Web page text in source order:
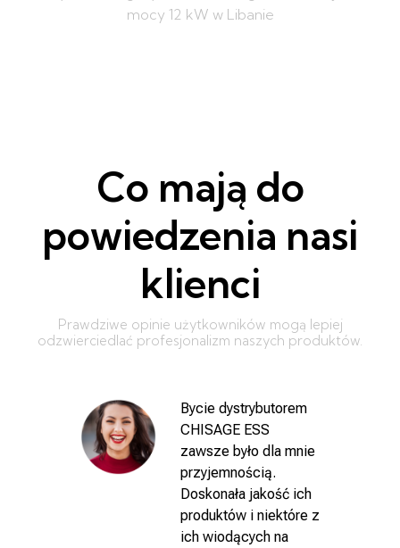
mocy 12 kW w Libanie
Co mają do
powiedzenia nasi
klienci
Prawdziwe opinie użytkowników mogą lepiej
odzwierciedlać profesjonalizm naszych produktów.
Bycie dystrybutorem
CHISAGE ESS
zawsze było dla mnie
przyjemnością.
Doskonała jakość ich
produktów i niektóre z
ich wiodących na